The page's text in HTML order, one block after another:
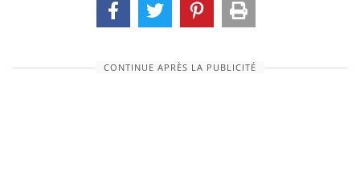
CONTINUE APRÈS LA PUBLICITÉ